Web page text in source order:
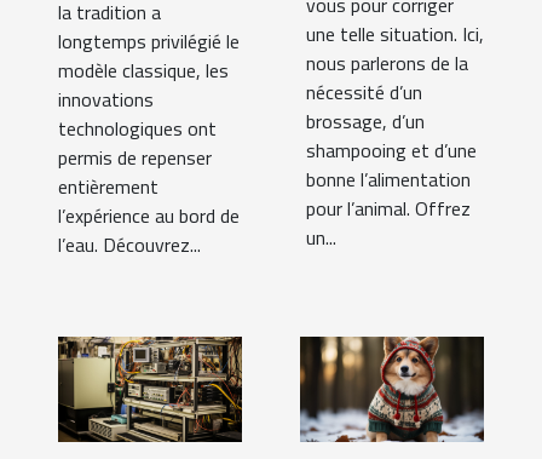
la tradition a
longtemps privilégié le
modèle classique, les
innovations
technologiques ont
permis de repenser
entièrement
l’expérience au bord de
l’eau. Découvrez...
une telle situation. Ici,
nous parlerons de la
nécessité d’un
brossage, d’un
shampooing et d’une
bonne l’alimentation
pour l’animal. Offrez
un...